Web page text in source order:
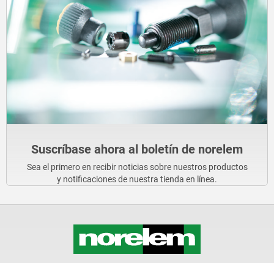
Suscríbase ahora al boletín de norelem
Sea el primero en recibir noticias sobre nuestros productos
y notificaciones de nuestra tienda en línea.